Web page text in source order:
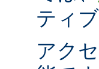
ティ
アク